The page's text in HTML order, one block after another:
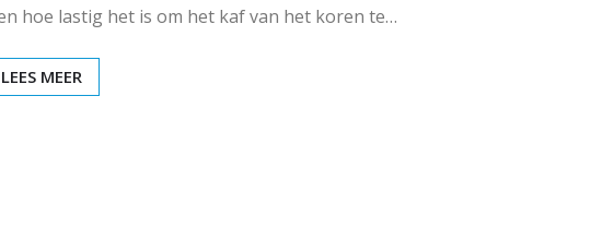
hoe lastig het is om het kaf van het koren te…
LEES MEER